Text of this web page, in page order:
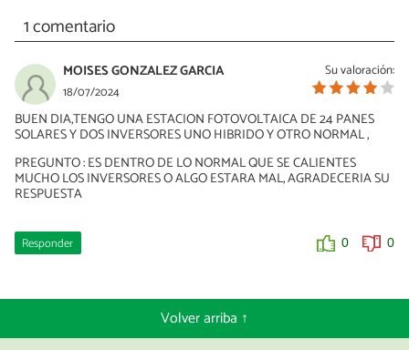
1 comentario
Su valoración:
MOISES GONZALEZ GARCIA
18/07/2024
BUEN DIA,TENGO UNA ESTACION FOTOVOLTAICA DE 24 PANES
SOLARES Y DOS INVERSORES UNO HIBRIDO Y OTRO NORMAL ,
PREGUNTO : ES DENTRO DE LO NORMAL QUE SE CALIENTES
MUCHO LOS INVERSORES O ALGO ESTARA MAL, AGRADECERIA SU
RESPUESTA
Responder 0 0
Volver arriba ↑